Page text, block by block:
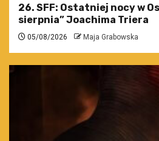
26. SFF: Ostatniej nocy w
sierpnia” Joachima Triera
05/08/2026 Maja Grabowska